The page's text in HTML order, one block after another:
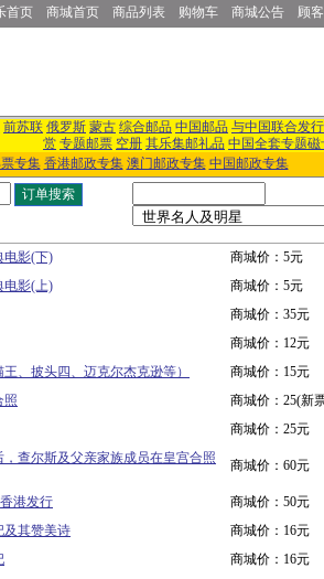
首页 商城首页 商品列表 购物车 商城公告 顾
前苏联 俄罗斯 蒙古 综合邮品 中国邮品 与中国联合发
赏 专题邮票 空册 其乐集邮礼品 中国全套专题磁
专集 香港邮政专集 澳门邮政专集 中国邮政专集
电影(下)
商城价：5元
电影(上)
商城价：5元
商城价：35元
商城价：12元
、披头四、迈克尔杰克逊等）
商城价：15元
照
商城价：25(新
商城价：25元
查尔斯及父亲家族成员在皇宫合照
商城价：60元
港发行
商城价：50元
及其赞美诗
商城价：16元
商城价：16元